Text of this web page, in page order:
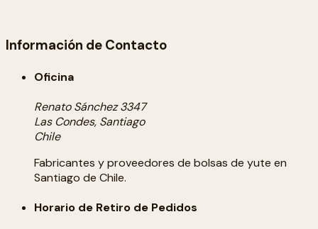
Información de Contacto
Oficina
Renato Sánchez 3347
Las Condes, Santiago
Chile
Fabricantes y proveedores de bolsas de yute en
Santiago de Chile.
Horario de Retiro de Pedidos